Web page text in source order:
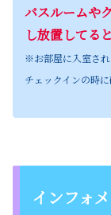
バスルームや
し放置してる
※お部屋に入室され
チェックインの時に
インフォ